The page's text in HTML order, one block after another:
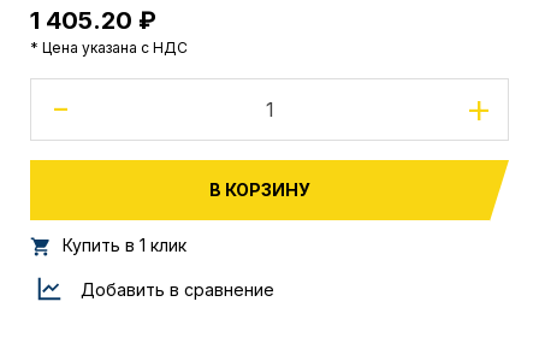
1 405.20 ₽
* Цена указана с НДС
- +
В КОРЗИНУ
Купить в 1 клик
Добавить в сравнение